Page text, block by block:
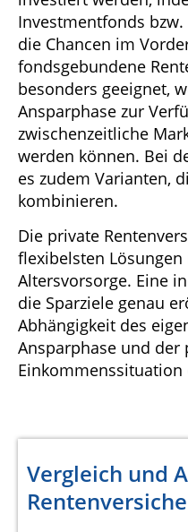
Investmentfonds bzw.
die Chancen im
fondsgebundene
besonders geeignet,
Ansparphase zur
zwischenzeitliche
werden können. Bei
es zudem Varianten,
kombinieren.
Die private
flexibelsten
Altersvorsorge. Eine
die Sparziele genau
Abhängigkeit des
Ansparphase und der
Vergleich und